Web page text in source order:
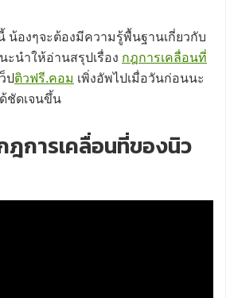
น้องๆจะต้องมีความรู้พื้นฐานเกี่ยวกับ
นำให้อ่านสรุปเรื่อง กฎการเคลื่อนที่
ปติวฟรี.คอม เพิ่งอัพไปเมื่อวันก่อนนะ
ชัดเจนขึ้น
ฎการเคลื่อนที่ของนิว